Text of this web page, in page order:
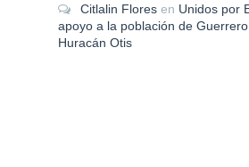
Citlalin Flores en Unidos por
apoyo a la población de
Huracán Otis